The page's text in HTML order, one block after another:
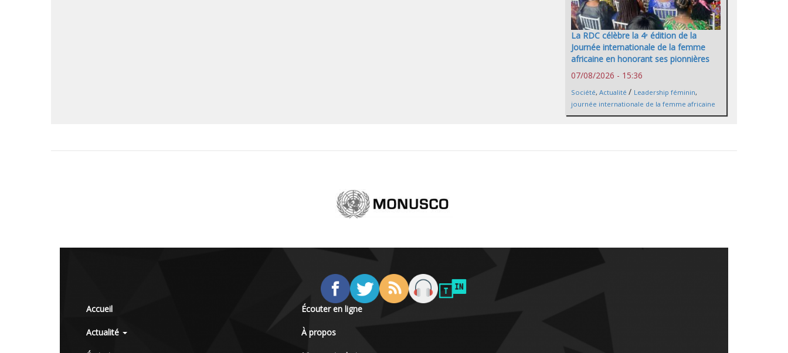
La RDC célèbre la 4ᵉ édition de la
Journée internationale de la femme
africaine en honorant ses pionnières
07/08/2026 - 15:36
Société, Actualité / Leadership féminin,
journée internationale de la femme africaine
Accueil
Actualité
Écouter en ligne
À propos